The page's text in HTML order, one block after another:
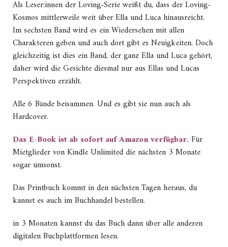
Als Leser:innen der Loving-Serie weißt du, dass der Loving-
Kosmos mittlerweile weit über Ella und Luca hinausreicht.
Im sechsten Band wird es ein Wiedersehen mit allen
Charakteren geben und auch dort gibt es Neuigkeiten. Doch
gleichzeitig ist dies ein Band, der ganz Ella und Luca gehört,
daher wird die Gesichte diesmal nur aus Ellas und Lucas
Perspektiven erzählt.
Alle 6 Bände beisammen. Und es gibt sie nun auch als
Hardcover.
Das E-Book ist ab sofort auf Amazon verfügbar. Für
Mietglieder von Kindle Unlimited die nächsten 3 Monate
sogar umsonst.
Das Printbuch kommt in den nächsten Tagen heraus, du
kannst es auch im Buchhandel bestellen.
in 3 Monaten kannst du das Buch dann über alle anderen
digitalen Buchplattformen lesen.